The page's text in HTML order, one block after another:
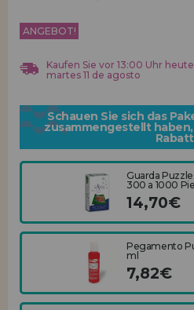
ANGEBOT!
Kaufen Sie vor 13:00 Uhr
martes 11 de agosto
Schauen Sie sich das
zusammengestellt
Guarda
300 a 1000
14,70€
Pegamento
ml
7,82€